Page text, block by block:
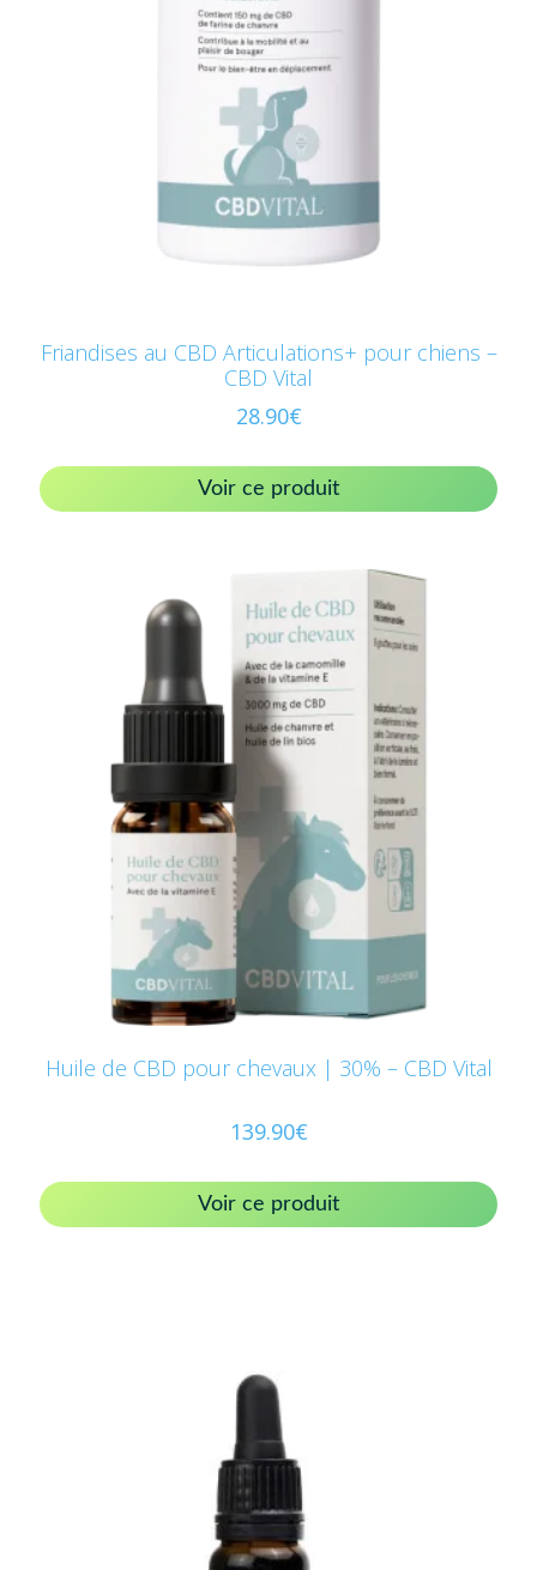
Friandises au CBD Articulations+ pour chiens –
CBD Vital
28.90€
Voir ce produit
Huile de CBD pour chevaux | 30% – CBD Vital
139.90€
Voir ce produit